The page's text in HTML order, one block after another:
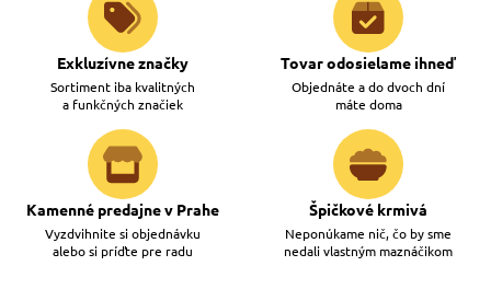
Exkluzívne značky
Sortiment iba kvalitných
a funkčných značiek
Tovar odosielame ihneď
Objednáte a do dvoch dní
máte doma
Kamenné predajne v Prahe
Vyzdvihnite si objednávku
alebo si príďte pre radu
Špičkové krmivá
Neponúkame nič, čo by sme
nedali vlastným maznáčikom